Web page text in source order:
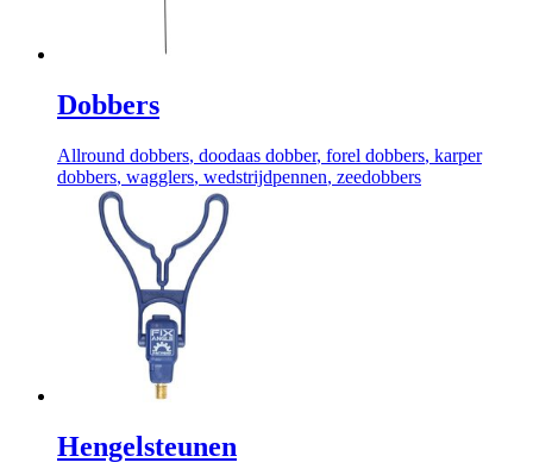
Dobbers
Allround dobbers, doodaas dobber, forel dobbers, karper
dobbers, wagglers, wedstrijdpennen, zeedobbers
Hengelsteunen